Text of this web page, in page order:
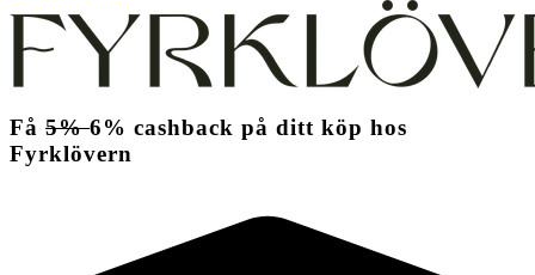
Få 5%6% cashback på ditt köp hos
Fyrklövern